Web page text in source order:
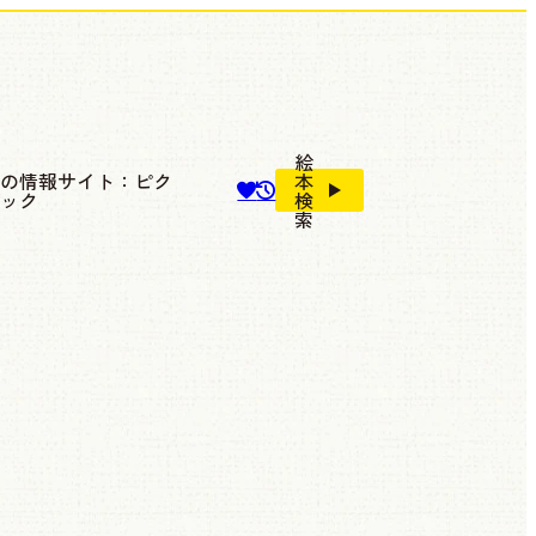
情報サイト：ピク
ク
絵
本
検
索